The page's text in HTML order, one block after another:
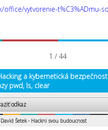
vytvorenie-t%C3%ADmu-
1 / 44
a kybernetická
pwd, ls, clear
odkaz
Šetek - Hackni svou budoucnost